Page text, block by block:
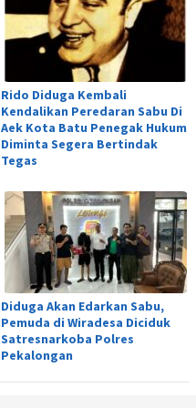
Rido Diduga Kembali
Kendalikan Peredaran Sabu Di
Aek Kota Batu Penegak Hukum
Diminta Segera Bertindak
Tegas
Diduga Akan Edarkan Sabu,
Pemuda di Wiradesa Diciduk
Satresnarkoba Polres
Pekalongan